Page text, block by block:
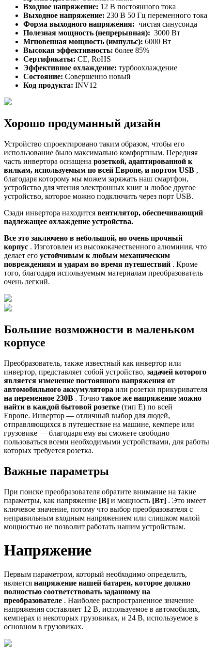
Входное напряжение: 12 В постоянного тока
Выходное напряжение: 230 В 50 Гц переменного тока
Форма выходного напряжения: чистая синусоида
Полезная мощность (непрерывная): 3000 Вт
Мгновенная мощность (импульс): 6000 Вт
Высокая эффективность: более 85%
Сертификаты: CE, RoHS
Эффективное охлаждение: турбоохлаждение
Состояние: Совершенно новый
Код продукта: INV12
Хорошо продуманный дизайн
Устройство спроектировано таким образом, чтобы его
использование было максимально комфортным. Передняя
часть инвертора оснащена розеткой, адаптированной к
вилкам, используемым по всей Европе, и портом USB ,
благодаря которому мы можем заряжать наш смартфон,
устройство для чтения электронных книг и любое другое
устройство, которое можно подключить через порт USB.
Сзади инвертора находится вентилятор, обеспечивающий
надлежащее охлаждение устройства.
Все это заключено в небольшой, но очень прочный
корпус . Изготовлен из высококачественного алюминия, что
делает его устойчивым к любым механическим
повреждениям и ударам во время путешествий . Кроме
того, благодаря используемым материалам преобразователь
очень легкий.
Большие возможности в маленьком
корпусе
Преобразователь, также известный как инвертор или
инвертор, представляет собой устройство, задачей которого
является изменение постоянного напряжения от
автомобильного аккумулятора или розетки прикуривателя
на переменное 230В . Точно такое же напряжение можно
найти в каждой бытовой розетке (тип E) по всей
Европе. Инвертор — отличный выбор для людей,
отправляющихся в путешествие на машине, кемпере или
грузовике — благодаря ему вы сможете свободно
пользоваться всеми необходимыми устройствами, для работы
которых требуется розетка.
Важные параметры
При поиске преобразователя обратите внимание на такие
параметры, как напряжение [В] и мощность [Вт] . Это имеет
ключевое значение, потому что выбор преобразователя с
неправильным входным напряжением или слишком малой
мощностью не позволит работать нашим устройствам.
Напряжение
Первым параметром, который необходимо определить,
является напряжение нашей батареи, которое должно
полностью соответствовать заданному на
преобразователе . Наиболее распространенное значение
напряжения составляет 12 В, используемое в автомобилях,
кемперах и некоторых грузовиках, и 24 В, используемое в
основном в грузовиках.